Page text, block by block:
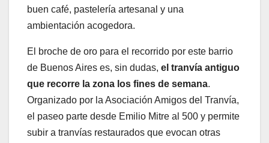
buen café, pastelería artesanal y una
ambientación acogedora.
El broche de oro para el recorrido por este barrio
de Buenos Aires es, sin dudas, el tranvía antiguo
que recorre la zona los fines de semana.
Organizado por la Asociación Amigos del Tranvía,
el paseo parte desde Emilio Mitre al 500 y permite
subir a tranvías restaurados que evocan otras